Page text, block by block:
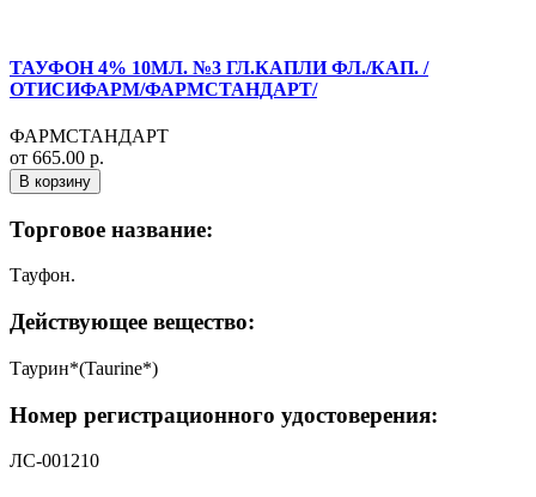
ТАУФОН 4% 10МЛ. №3 ГЛ.КАПЛИ ФЛ./КАП. /
ОТИСИФАРМ/ФАРМСТАНДАРТ/
ФАРМСТАНДАРТ
от 665.00 р.
В корзину
Торговое название:
Тауфон.
Действующее вещество:
Таурин*(Taurine*)
Номер регистрационного удостоверения:
ЛС-­001210